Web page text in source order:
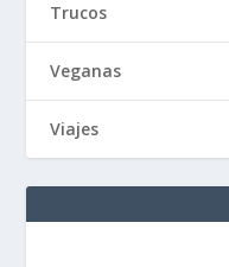
Trucos
Veganas
Viajes